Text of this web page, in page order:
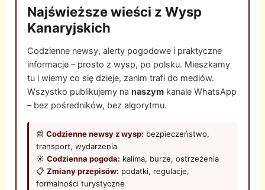
Najświeższe wieści z Wysp
Kanaryjskich
Codzienne newsy, alerty pogodowe i praktyczne
informacje – prosto z wysp, po polsku. Mieszkamy
tu i wiemy co się dzieje, zanim trafi do mediów.
Wszystko publikujemy nanaszym kanale WhatsApp
– bez pośredników, bez algorytmu.
📰Codzienne newsy z wysp: bezpieczeństwo,
transport, wydarzenia
☀️Codzienna pogoda: kalima, burze, ostrzeżenia
📋Zmiany przepisów: podatki, regulacje,
formalności turystyczne